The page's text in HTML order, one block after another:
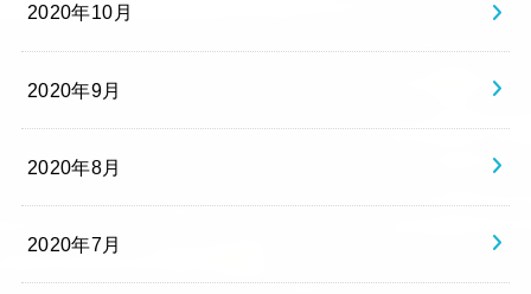
2020年10月
2020年9月
2020年8月
2020年7月